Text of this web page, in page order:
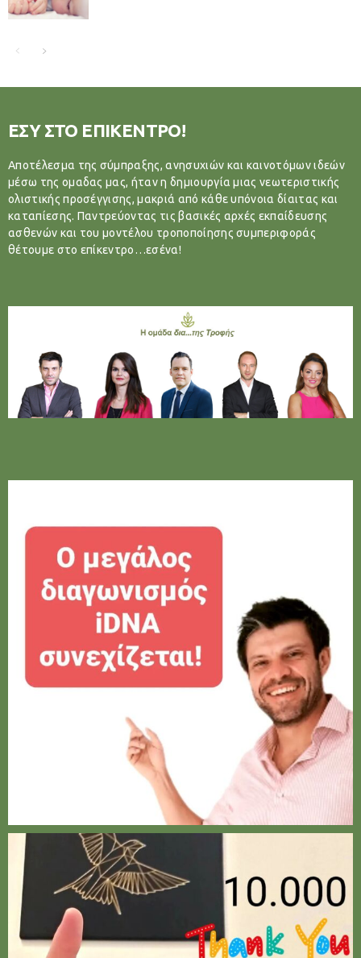
ΕΣΥ ΣΤΟ ΕΠΙΚΕΝΤΡΟ!
Αποτέλεσμα της σύμπραξης, ανησυχιών και καινοτόμων ιδεών
μέσω της ομαδας μας, ήταν η δημιουργία μιας νεωτεριστικής
ολιστικής προσέγγισης, μακριά από κάθε υπόνοια δίαιτας και
καταπίεσης. Παντρεύοντας τις βασικές αρχές εκπαίδευσης
ασθενών και του μοντέλου τροποποίησης συμπεριφοράς
θέτουμε στο επίκεντρο…εσένα!